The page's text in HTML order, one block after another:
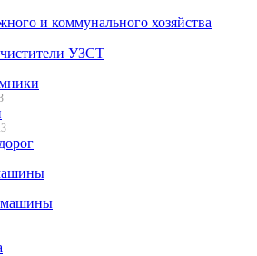
и коммунального хозяйства
УЗСТ
машины